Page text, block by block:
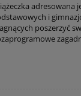
adresowana
i
poszerzyć